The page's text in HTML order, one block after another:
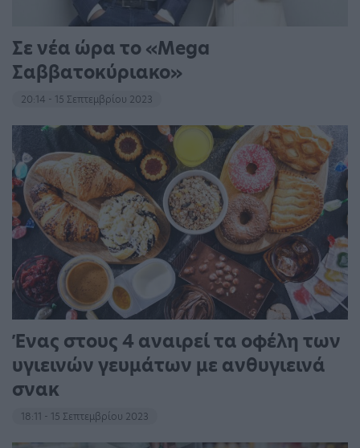
Σε νέα ώρα το «Mega
Σαββατοκύριακο»
20:14 - 15 Σεπτεμβρίου 2023
Ένας στους 4 αναιρεί τα οφέλη των
υγιεινών γευμάτων με ανθυγιεινά
σνακ
18:11 - 15 Σεπτεμβρίου 2023